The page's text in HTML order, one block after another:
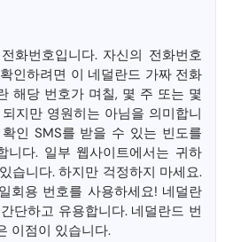
화번호입니다. 자신의 전화번호
인하려면 이 네덜란드 가짜 전화
해당 번호가 며칠, 몇 주 또는 몇
지만 영원히는 아님을 의미합니
인 SMS를 받을 수 있는 빈도를
니다. 일부 웹사이트에서는 귀하
습니다. 하지만 걱정하지 마세요.
회용 번호를 사용하세요! 네덜란
단하고 유용합니다. 네덜란드 번
이점이 있습니다.